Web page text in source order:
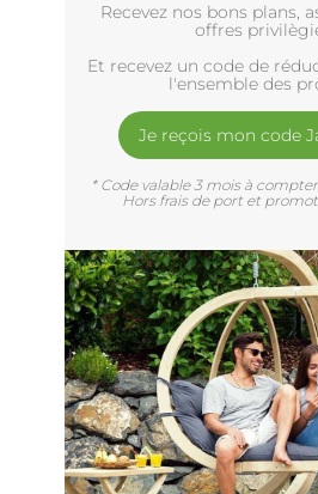
Recevez nos bons plans,
offres
Et recevez un code de
l'ensemble des
Je reçois mon code
* Code valable 3 mois à
Hors frais de port et